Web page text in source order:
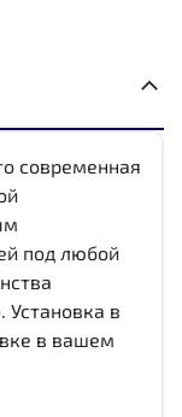
современная
под любой
Установка в
в вашем